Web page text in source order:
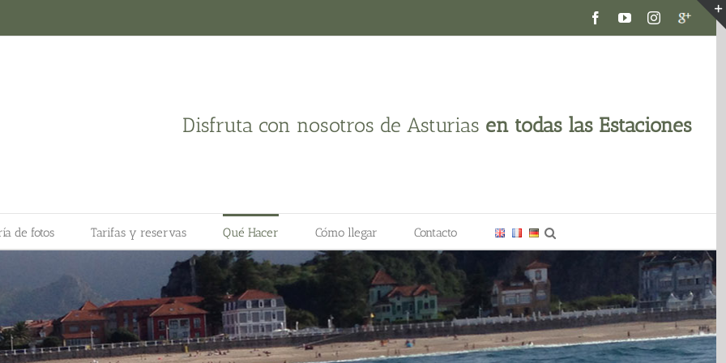
FacebookYouTubeInstagram
Google
Disfruta con nosotros de Asturias en todas las Estaciones
de fotos Tarifas y reservas Qué Hacer Cómo llegar Contacto